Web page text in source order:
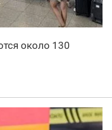
около 130